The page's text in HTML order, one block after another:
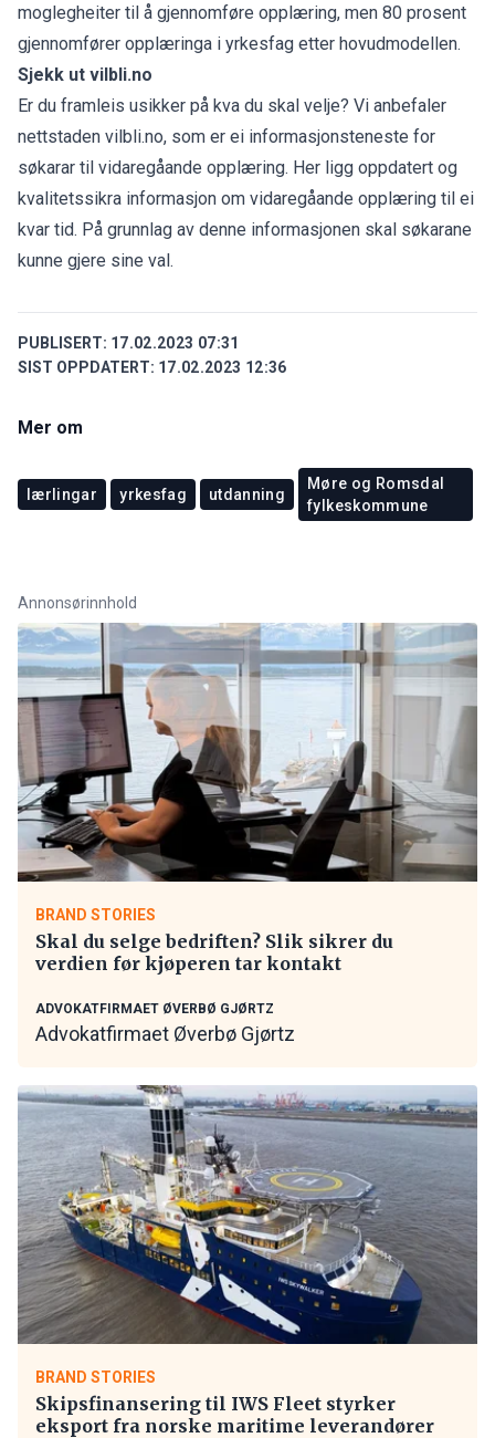
moglegheiter til å gjennomføre opplæring, men 80 prosent
gjennomfører opplæringa i yrkesfag etter hovudmodellen.
Sjekk ut vilbli.no
Er du framleis usikker på kva du skal velje? Vi anbefaler
nettstaden vilbli.no, som er ei informasjonsteneste for
søkarar til vidaregåande opplæring. Her ligg oppdatert og
kvalitetssikra informasjon om vidaregåande opplæring til ei
kvar tid. På grunnlag av denne informasjonen skal søkarane
kunne gjere sine val.
PUBLISERT: 17.02.2023 07:31
SIST OPPDATERT: 17.02.2023 12:36
Mer om
lærlingar yrkesfag utdanning
Møre og Romsdal
fylkeskommune
Annonsørinnhold
BRAND STORIES
Skal du selge bedriften? Slik sikrer du
verdien før kjøperen tar kontakt
ADVOKATFIRMAET ØVERBØ GJØRTZ
Advokatfirmaet Øverbø Gjørtz
BRAND STORIES
Skipsfinansering til IWS Fleet styrker
eksport fra norske maritime leverandører